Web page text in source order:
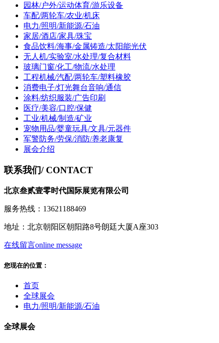
园林/户外/运动体育/游乐设备
车配/两轮车/农业/机床
电力/照明/新能源/石油
家居/酒店/家具/珠宝
食品饮料/海事/金属铸造/太阳能光伏
无人机/实验室/水处理/复合材料
玻璃门窗/化工/物流/水处理
工程机械/汽配/两轮车/塑料橡胶
消费电子/灯光舞台音响/通信
涂料/纺织服装/广告印刷
医疗/美容/口腔/保健
工业/机械/制造/矿业
宠物用品/婴童玩具/文具/元器件
军警防务/劳保/消防/养老康复
展会介绍
联系我们/ CONTACT
北京叁贰壹零时代国际展览有限公司
服务热线：13621188469
地址：北京朝阳区朝阳路8号朗廷大厦A座303
在线留言online message
您现在的位置：
首页
全球展会
电力/照明/新能源/石油
全球展会